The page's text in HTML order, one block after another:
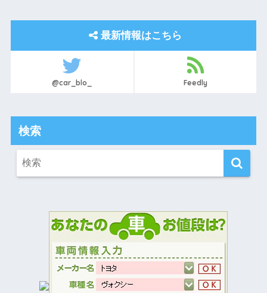
最新情報はこちら
@car_blo_ Feedly
検索